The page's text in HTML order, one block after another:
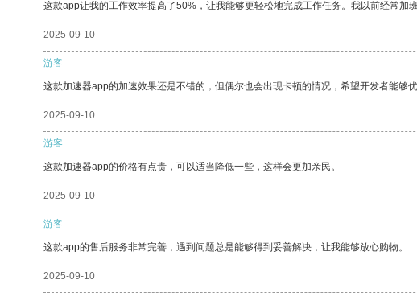
这款app让我的工作效率提高了50%，让我能够更轻松地完成工作任务。我以前经常加
2025-09-10
游客
这款加速器app的加速效果还是不错的，但偶尔也会出现卡顿的情况，希望开发者能够优
2025-09-10
游客
这款加速器app的价格有点贵，可以适当降低一些，这样会更加亲民。
2025-09-10
游客
这款app的售后服务非常完善，遇到问题总是能够得到妥善解决，让我能够放心购物。
2025-09-10